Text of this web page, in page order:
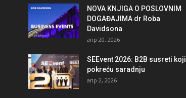
NOVA KNJIGA O POSLOVNIM
DOGAĐAJIMA dr Roba
Davidsona
апр 20, 2026
SEEvent 2026: B2B susreti koji
pokreću saradnju
апр 2, 2026